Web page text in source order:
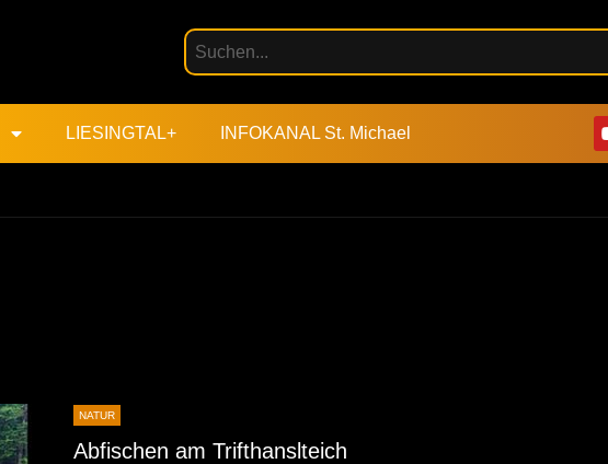
LIESINGTAL+ INFOKANAL St. Michael
NATUR
Abfischen am Trifthanslteich